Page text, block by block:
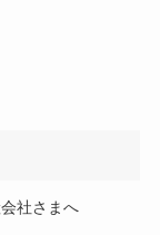
社さまへ